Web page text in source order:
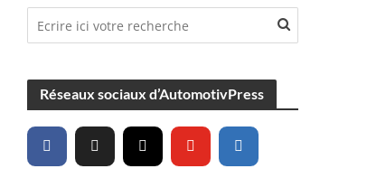
Réseaux sociaux d’AutomotivPress